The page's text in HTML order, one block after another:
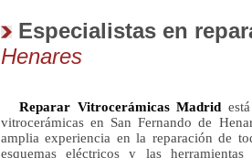
Especialistas en
Henares
Reparar Vitrocerámicas Madrid
vitrocerámicas en San Fernando de
amplia experiencia en la reparación de
esquemas eléctricos y las